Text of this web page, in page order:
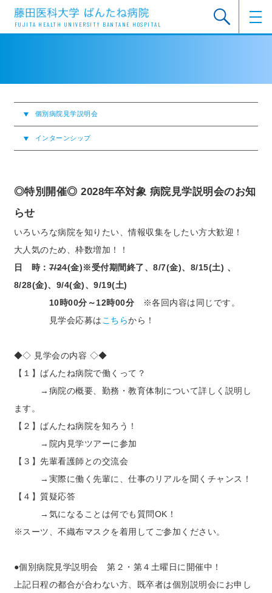
FUJITA HEALTH UNIVERSITY BANTANE HOSPITAL
個別病院見学説明会
インターンシップ
◎特別開催◎ 2028年卒対象 病院見学説明会のお知
らせ
いろいろな病院を知りたい、情報収集をしたい方大歓迎！
大人気のため、枠数増加！！
日 時：7/24(金)※受付期間終了、8/7(金)、8/15(土) 、
8/28(金)、9/4(金)、9/19(土)
10時00分～12時00分 ※各回内容は同じです。
見学会応募は こちらから！
◆◇ 見学会の内容 ◇◆
【１】ばんたね病院で働くって？
→病院の概要、勤務・教育体制について詳しく説明し
ます。
【２】ばんたね病院を知ろう！
→院内見学ツアーに参加
【３】先輩看護師との交流会
→実際に働く先輩に、仕事のリアルを聞くチャンス！
【４】質疑応答
→気になることは何でも質問OK！
※スーツ、不織布マスクを着用してご参加ください。
●個別病院見学説明会 第２・第４土曜日に開催中！
上記日程の都合が合わない方、既卒者は個別説明会にお申し